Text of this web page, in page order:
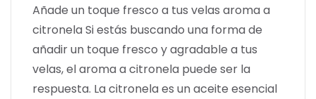
Añade un toque fresco a tus velas aroma a
citronela Si estás buscando una forma de
añadir un toque fresco y agradable a tus
velas, el aroma a citronela puede ser la
respuesta. La citronela es un aceite esencial